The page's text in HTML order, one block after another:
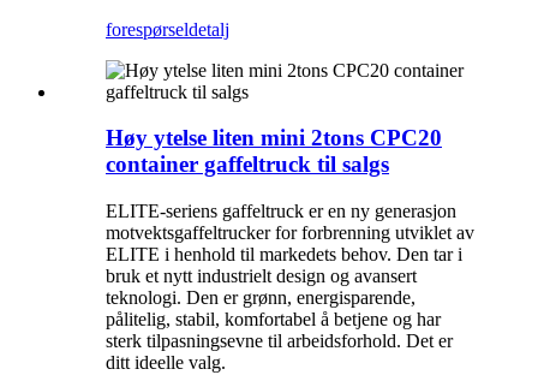
forespørseldetalj
Høy ytelse liten mini 2tons CPC20
container gaffeltruck til salgs
ELITE-seriens gaffeltruck er en ny generasjon
motvektsgaffeltrucker for forbrenning utviklet av
ELITE i henhold til markedets behov. Den tar i
bruk et nytt industrielt design og avansert
teknologi. Den er grønn, energisparende,
pålitelig, stabil, komfortabel å betjene og har
sterk tilpasningsevne til arbeidsforhold. Det er
ditt ideelle valg.